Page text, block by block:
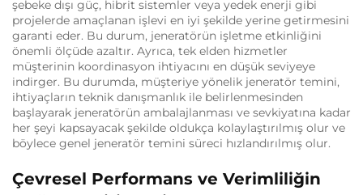
şebeke dışı güç, hibrit sistemler veya yedek enerji gibi
projelerde amaçlanan işlevi en iyi şekilde yerine getirmesini
garanti eder. Bu durum, jeneratörün işletme etkinliğini
önemli ölçüde azaltır. Ayrıca, tek elden hizmetler
müşterinin koordinasyon ihtiyacını en düşük seviyeye
indirger. Bu durumda, müşteriye yönelik jeneratör temini,
ihtiyaçların teknik danışmanlık ile belirlenmesinden
başlayarak jeneratörün ambalajlanması ve sevkiyatına kadar
her şeyi kapsayacak şekilde oldukça kolaylaştırılmış olur ve
böylece genel jeneratör temini süreci hızlandırılmış olur.
Çevresel Performans ve Verimliliğin